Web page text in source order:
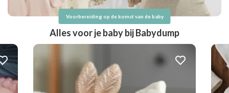
Voorbereiding op de komst van de baby
Alles voor je baby bij Babydump